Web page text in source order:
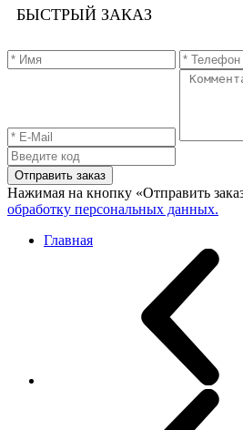
БЫСТРЫЙ ЗАКАЗ
Отправить заказ
Нажимая на кнопку «Отправить
обработку персональных данных.
Главная